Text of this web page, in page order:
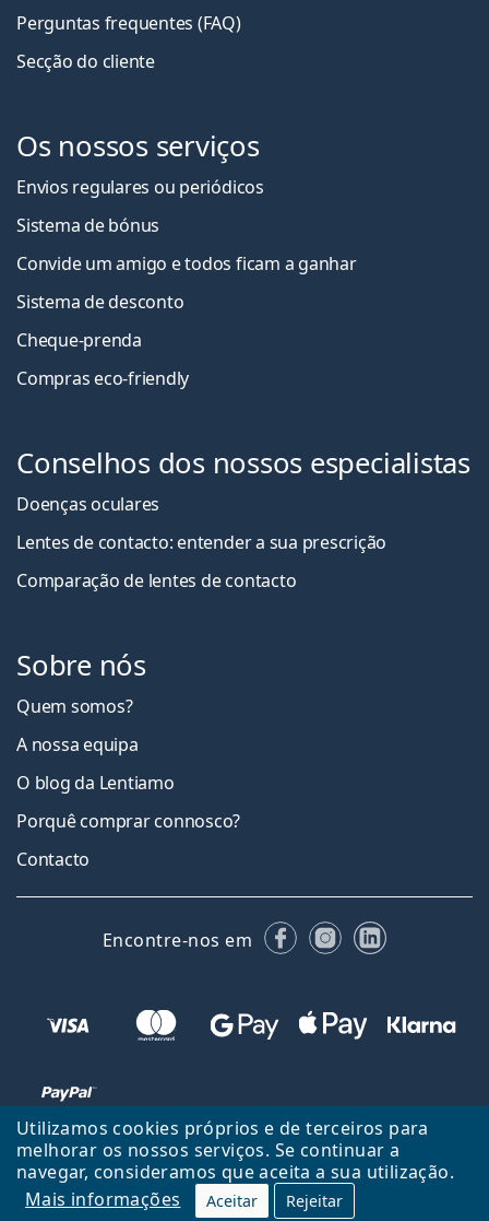
Utilizamos cookies próprios e de terceiros para
melhorar os nossos serviços. Se continuar a
navegar, consideramos que aceita a sua utilização.
Mais informações
Aceitar Rejeitar
Perguntas frequentes (FAQ)
Secção do cliente
Os nossos serviços
Envios regulares ou periódicos
Sistema de bónus
Convide um amigo e todos ficam a ganhar
Sistema de desconto
Cheque-prenda
Compras eco-friendly
Conselhos dos nossos especialistas
Doenças oculares
Lentes de contacto: entender a sua prescrição
Comparação de lentes de contacto
Sobre nós
Quem somos?
A nossa equipa
O blog da Lentiamo
Porquê comprar connosco?
Contacto
Encontre-nos em FacebookInstagram
LinkedIn
Voltar ao início
Cima
Lentiamo.pt é propriedade e operado por Lentiamo s.r.o., República